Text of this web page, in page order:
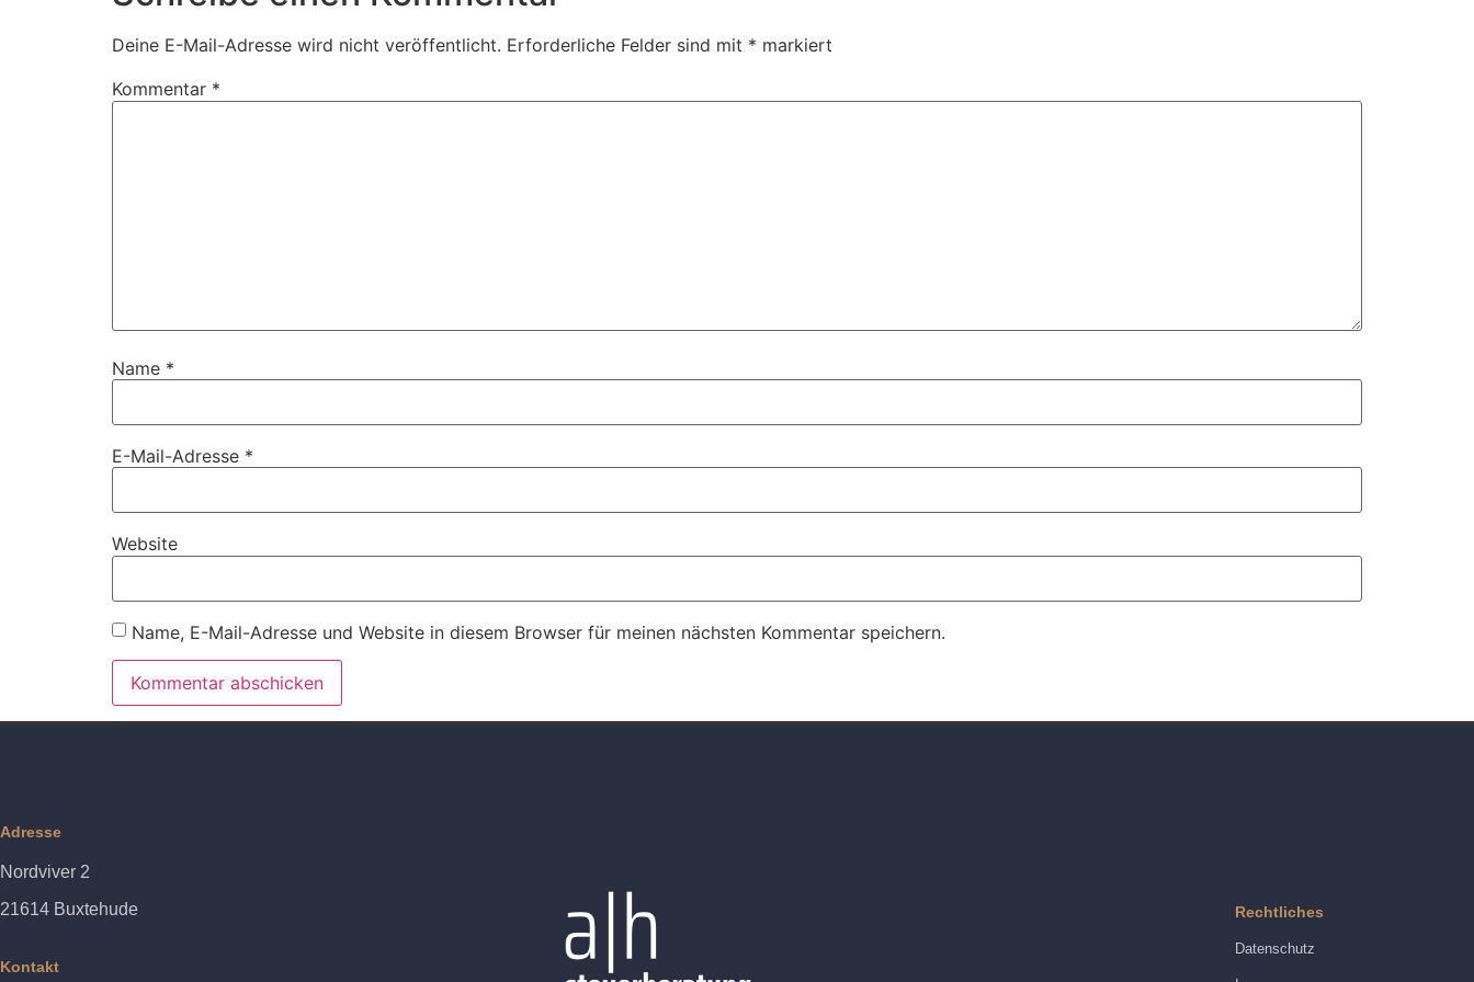
Deine E-Mail-Adresse wird nicht veröffentlicht. Erforderliche Felder sind mit * markiert
Kommentar *
Name *
E-Mail-Adresse *
Website
Name, E-Mail-Adresse und Website in diesem Browser für meinen nächsten Kommentar speichern.
Adresse
Nordviver 2
21614 Buxtehude
Kontakt
Rechtliches
Datenschutz